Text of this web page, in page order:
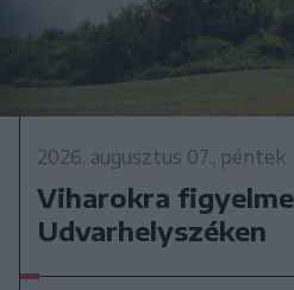
2026. augusztus 07., péntek
Viharokra
Udvarhelyszéken